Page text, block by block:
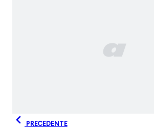
PRECEDENTE